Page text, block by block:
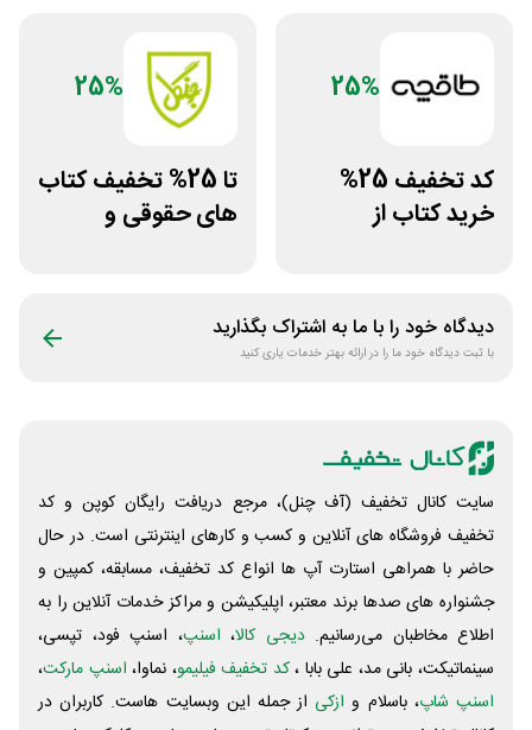
25%
کد تخفیف 25%
خرید کتاب از
25%
تا 25% تخفیف کتاب
های حقوقی و
دیدگاه خود را با ما به اشتراک بگذارید
با ثبت دیدگاه خود ما را در ارائه بهتر خدمات یاری کنید
سایت کانال تخفیف (آف چنل)، مرجع دریافت رایگان کوپن و کد
تخفیف فروشگاه های آنلاین و کسب و‌ کارهای اینترنتی است. در حال
حاضر با همراهی استارت آپ ها انواع کد تخفیف، مسابقه، کمپین و
جشنواره های صدها برند معتبر، اپلیکیشن و مراکز خدمات آنلاین را به
اطلاع مخاطبان می‌رسانیم. دیجی کالا، اسنپ، اسنپ فود، تپسی،
سینماتیکت، بانی مد، علی‌ بابا ،کد تخفیف فیلیمو، نماوا، اسنپ مارکت،
اسنپ شاپ، باسلام و ازکی از جمله این وبسایت ‌هاست. کاربران در